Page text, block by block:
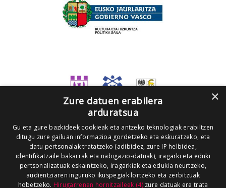
×
Zure datuen erabilera
arduratsua
Gu eta gure bazkideek cookieak eta antzeko teknologiak erabiltzen
ditugu zure gailuan informazioa gordetzeko eta eskuratzeko, eta
datu pertsonalak tratatzeko (adibidez, zure IP helbidea,
identifikatzaile bakarrak eta nabigazio-datuak), iragarki eta eduki
pertsonalizatuak eskaintzeko, iragarkiak eta edukia neurtzeko,
audientziaren inguruko ikuspegiak lortzeko eta zerbitzuak
hobetzeko. Hirugarrenen hornitzaileek (4)zure datuak ere trata